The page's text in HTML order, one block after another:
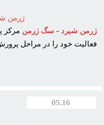
ژرمن
ژرمن شپرد - سگ ژرمن مرکز
فعاليت خود را در مراحل
05.16